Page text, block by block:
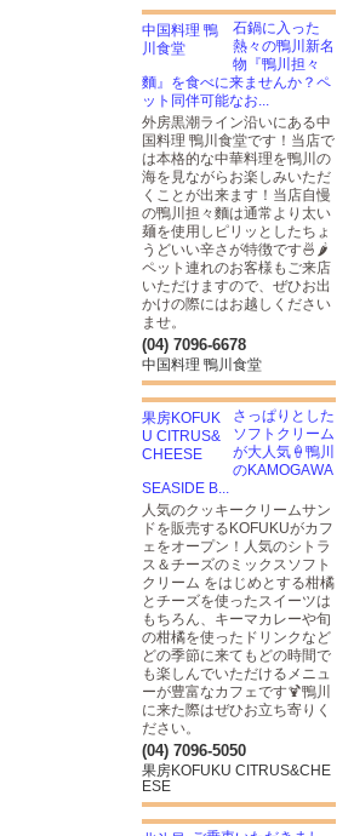
石鍋に入った
熱々の鴨川新名
物『鴨川担々
麵』を食べに来ませんか？ペ
ット同伴可能なお...
外房黒潮ライン沿いにある中
国料理 鴨川食堂です！当店で
は本格的な中華料理を鴨川の
海を見ながらお楽しみいただ
くことが出来ます！当店自慢
の鴨川担々麵は通常より太い
麺を使用しピリッとしたちょ
うどいい辛さが特徴です🍜🌶
ペット連れのお客様もご来店
いただけますので、ぜひお出
かけの際にはお越しください
ませ。
(04) 7096-6678
中国料理 鴨川食堂
さっぱりとした
ソフトクリーム
が大人気🍦鴨川
のKAMOGAWA
SEASIDE B...
人気のクッキークリームサン
ドを販売するKOFUKUがカフ
ェをオープン！人気のシトラ
ス＆チーズのミックスソフト
クリーム をはじめとする柑橘
とチーズを使ったスイーツは
もちろん、キーマカレーや旬
の柑橘を使ったドリンクなど
どの季節に来てもどの時間で
も楽しんでいただけるメニュ
ーが豊富なカフェです🍹鴨川
に来た際はぜひお立ち寄りく
ださい。
(04) 7096-5050
果房KOFUKU CITRUS&CHE
ESE